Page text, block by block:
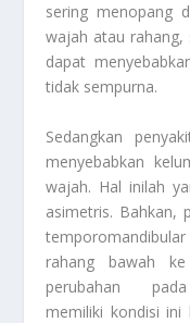
sering menopang
wajah atau
dapat
tidak sempurna.
Sedangkan
menyebabkan
wajah. Hal inilah
asimetris. Bahkan,
rahang bawah
perubahan
memiliki kondisi ini